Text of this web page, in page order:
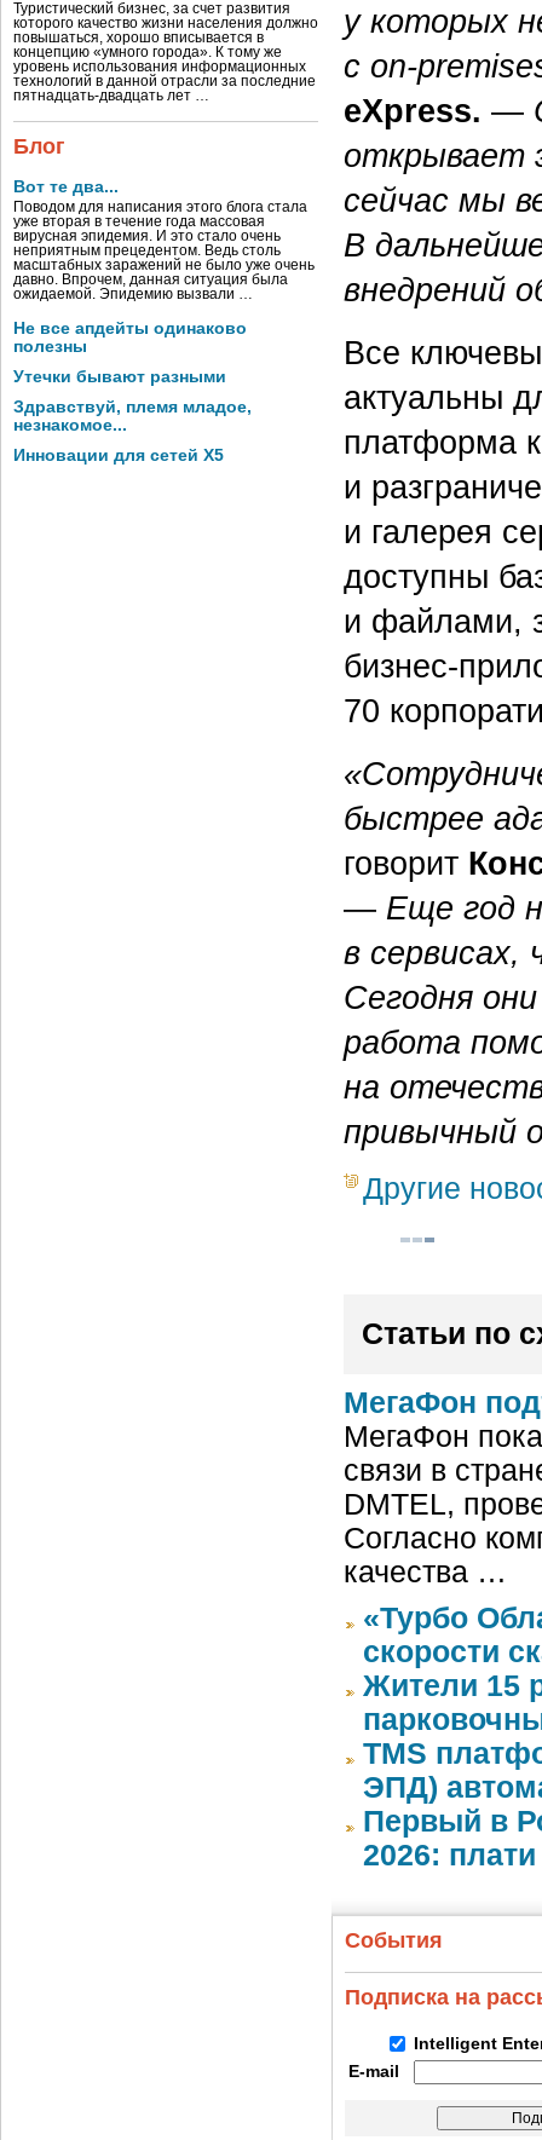
Туристический бизнес, за счет развития
которого качество жизни населения должно
повышаться, хорошо вписывается в
концепцию «умного города». К тому же
уровень использования информационных
технологий в данной отрасли за последние
пятнадцать-двадцать лет …
Блог
Вот те два...
Поводом для написания этого блога стала
уже вторая в течение года массовая
вирусная эпидемия. И это стало очень
неприятным прецедентом. Ведь столь
масштабных заражений не было уже очень
давно. Впрочем, данная ситуация была
ожидаемой. Эпидемию вызвали …
Не все апдейты одинаково
полезны
Утечки бывают разными
Здравствуй, племя младое,
незнакомое...
Инновации для сетей X5
у которых
с on-
eXpress. —
открывает
сейчас мы
В
внедрений
Все
актуальны
платформа
и
и галерея
доступны
и файлами,
бизнес-
70
быстрее
говорит
— Еще год
в сервисах,
Сегодня
работа
на
привычный
Другие
Статьи по
МегаФон
МегаФон
связи в
DMTEL,
Согласно
качества …
«Турбо
скорости
Жители 15
TMS
ЭПД)
Первый в
2026:
События
Подписка на
Intelligent
E-mail